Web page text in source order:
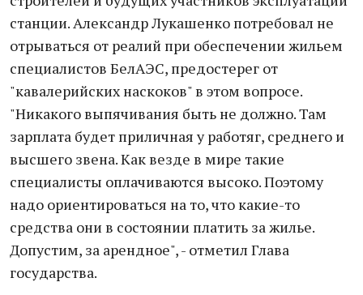
станции. Александр Лукашенко потребовал не
отрываться от реалий при обеспечении жильем
специалистов БелАЭС, предостерег от
"кавалерийских наскоков" в этом вопросе.
"Никакого выпячивания быть не должно. Там
зарплата будет приличная у работяг, среднего и
высшего звена. Как везде в мире такие
специалисты оплачиваются высоко. Поэтому
надо ориентироваться на то, что какие-то
средства они в состоянии платить за жилье.
Допустим, за арендное", - отметил Глава
государства.